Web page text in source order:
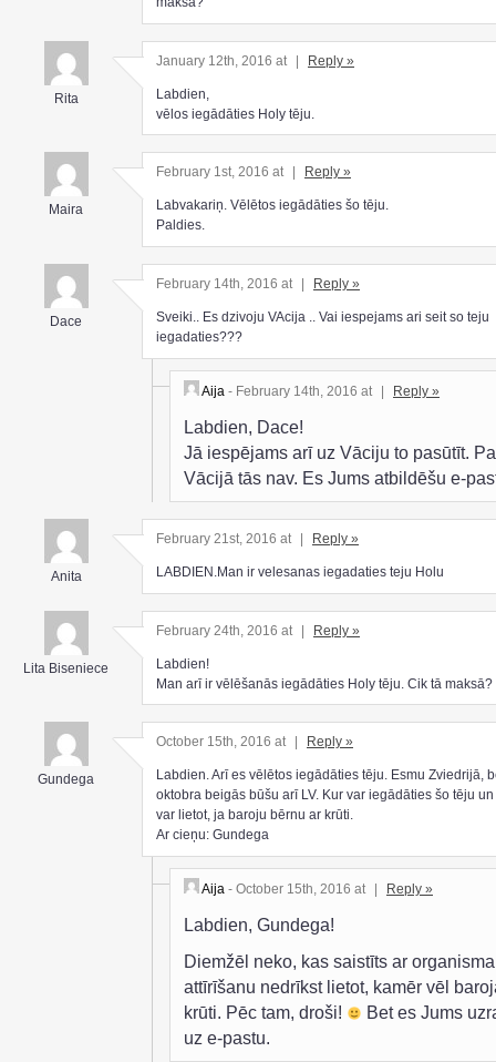
Rita
January 12th, 2016 at | Reply »
Labdien,
vēlos iegādāties Holy tēju.
Maira
February 1st, 2016 at Reply »
Labvakariņ. Vēlētos iegādāties šo tēju.
Paldies.
Dace
February 14th, 2016 at Reply »
Sveiki.. Es dzivoju VAcija .. Vai iespejams ari seit so teju
iegadaties???
Aija - February 14th, 2016 at | Reply »
Labdien, Dace!
Jā iespējams arī uz Vāciju to pasūtīt.
Vācijā tās nav. Es Jums atbildēšu e-
Anita
February 21st, 2016 at Reply »
LABDIEN.Man ir velesanas iegadaties teju Holu
Lita Biseniece
February 24th, 2016 at | Reply »
Labdien!
Man arī ir vēlēšanās iegādāties Holy tēju. Cik tā maksā?
Gundega
October 15th, 2016 at Reply »
Labdien. Arī es vēlētos iegādāties tēju. Esmu Zviedrijā,
oktobra beigās būšu arī LV. Kur var iegādāties šo tēju
var lietot, ja baroju bērnu ar krūti.
Ar cieņu: Gundega
Aija - October 15th, 2016 at Reply »
Labdien, Gundega!
Diemžēl neko, kas saistīts ar organisma
attīrīšanu nedrīkst lietot, kamēr vēl
krūti. Pēc tam, droši!
Bet es Jums
uz e-pastu.